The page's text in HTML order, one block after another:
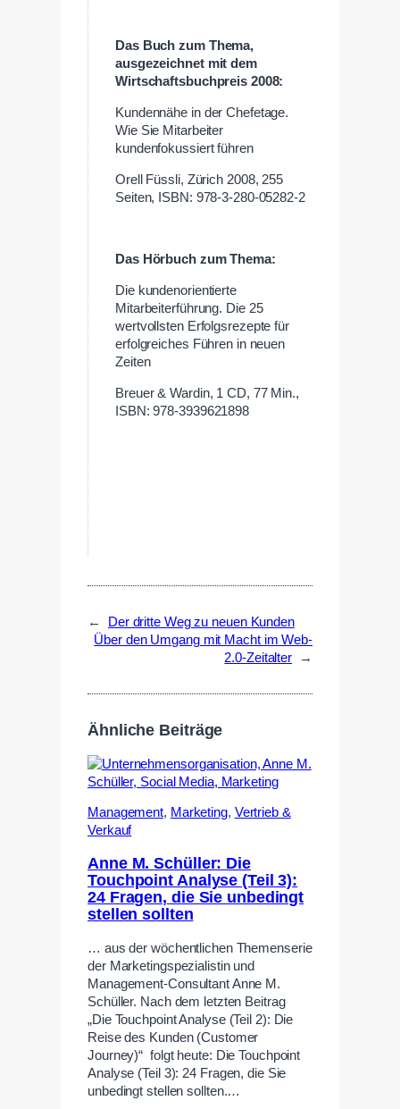
Das Buch zum Thema,
ausgezeichnet mit dem
Wirtschaftsbuchpreis 2008:
Kundennähe in der Chefetage.
Wie Sie Mitarbeiter
kundenfokussiert führen
Orell Füssli, Zürich 2008, 255
Seiten, ISBN: 978-3-280-05282-2
Das Hörbuch zum Thema:
Die kundenorientierte
Mitarbeiterführung. Die 25
wertvollsten Erfolgsrezepte für
erfolgreiches Führen in neuen
Zeiten
Breuer & Wardin, 1 CD, 77 Min.,
ISBN: 978-3939621898
←
Der dritte Weg zu neuen Kunden
Über den Umgang mit Macht im Web-
2.0-Zeitalter
→
Ähnliche Beiträge
Management, Marketing, Vertrieb &
Verkauf
Anne M. Schüller: Die
Touchpoint Analyse (Teil 3):
24 Fragen, die Sie unbedingt
stellen sollten
… aus der wöchentlichen Themenserie
der Marketingspezialistin und
Management-Consultant Anne M.
Schüller. Nach dem letzten Beitrag
„Die Touchpoint Analyse (Teil 2): Die
Reise des Kunden (Customer
Journey)“ folgt heute: Die Touchpoint
Analyse (Teil 3): 24 Fragen, die Sie
unbedingt stellen sollten.…